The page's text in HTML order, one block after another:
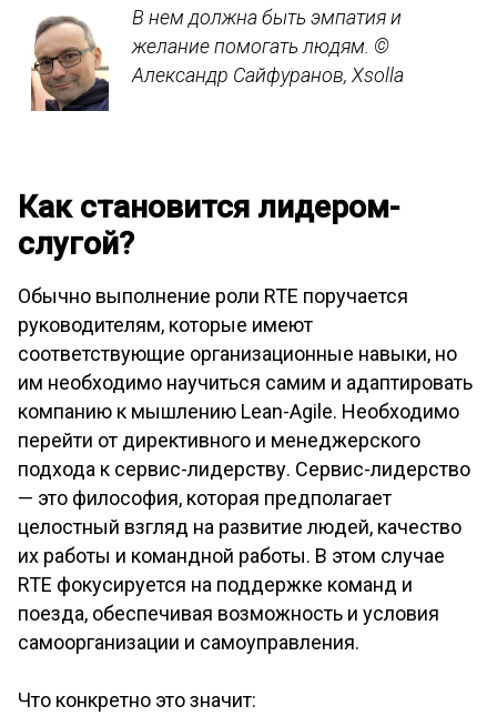
В нем должна быть эмпатия и
желание помогать людям. ©
Александр Сайфуранов, Xsolla
Как становится лидером-
слугой?
Обычно выполнение роли RTE поручается
руководителям, которые имеют
соответствующие организационные навыки, но
им необходимо научиться самим и адаптировать
компанию к мышлению Lean-Agile. Необходимо
перейти от директивного и менеджерского
подхода к сервис-лидерству. Сервис-лидерство
— это философия, которая предполагает
целостный взгляд на развитие людей, качество
их работы и командной работы. В этом случае
RTE фокусируется на поддержке команд и
поезда, обеспечивая возможность и условия
самоорганизации и самоуправления.
Что конкретно это значит: